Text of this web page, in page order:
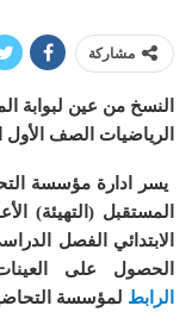
مشاركة
الرياضيات الصف الأول
يسر ادارة مؤسسة
الابتدائي الفصل الدراسي
الحصول على
الرابط لمؤسسة